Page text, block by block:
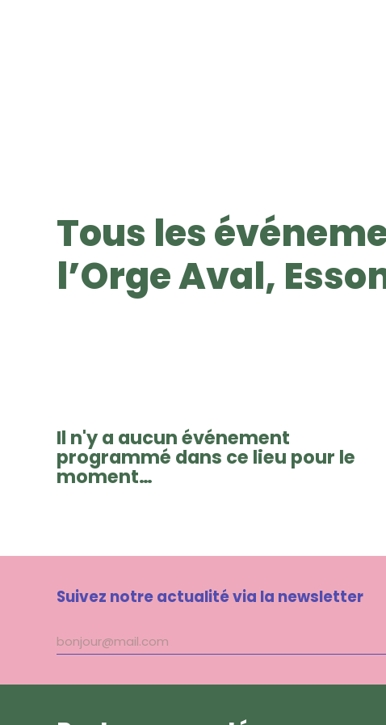
Tous les
l’Orge Aval,
Il n'y a aucun événement
programmé dans ce lieu pour le
moment…
Suivez notre actualité via la newsletter
Adresse
mail